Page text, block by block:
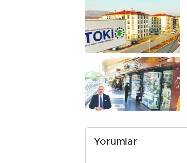
Yorumlar